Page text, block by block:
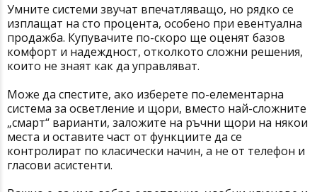
Умните системи звучат впечатляващо, но рядко се
изплащат на сто процента, особено при евентуална
продажба. Купувачите по-скоро ще оценят базов
комфорт и надеждност, отколкото сложни решения,
които не знаят как да управляват.
Може да спестите, ако изберете по-елементарна
система за осветление и щори, вместо най-сложните
„смарт“ варианти, заложите на ръчни щори на някои
места и оставите част от функциите да се
контролират по класически начин, а не от телефон и
гласови асистенти.